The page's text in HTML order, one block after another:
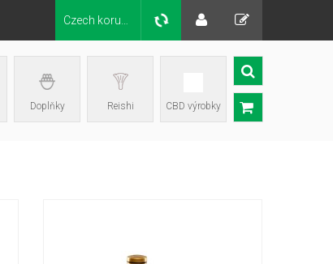
Doplňky Reishi CBD výrobky